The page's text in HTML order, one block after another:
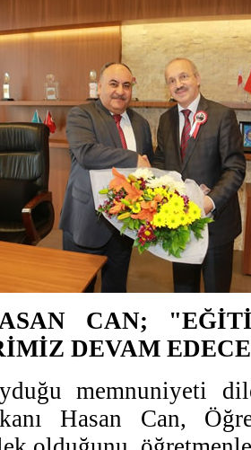
CAN;
DEVAM
memnuniyeti
Hasan Can,